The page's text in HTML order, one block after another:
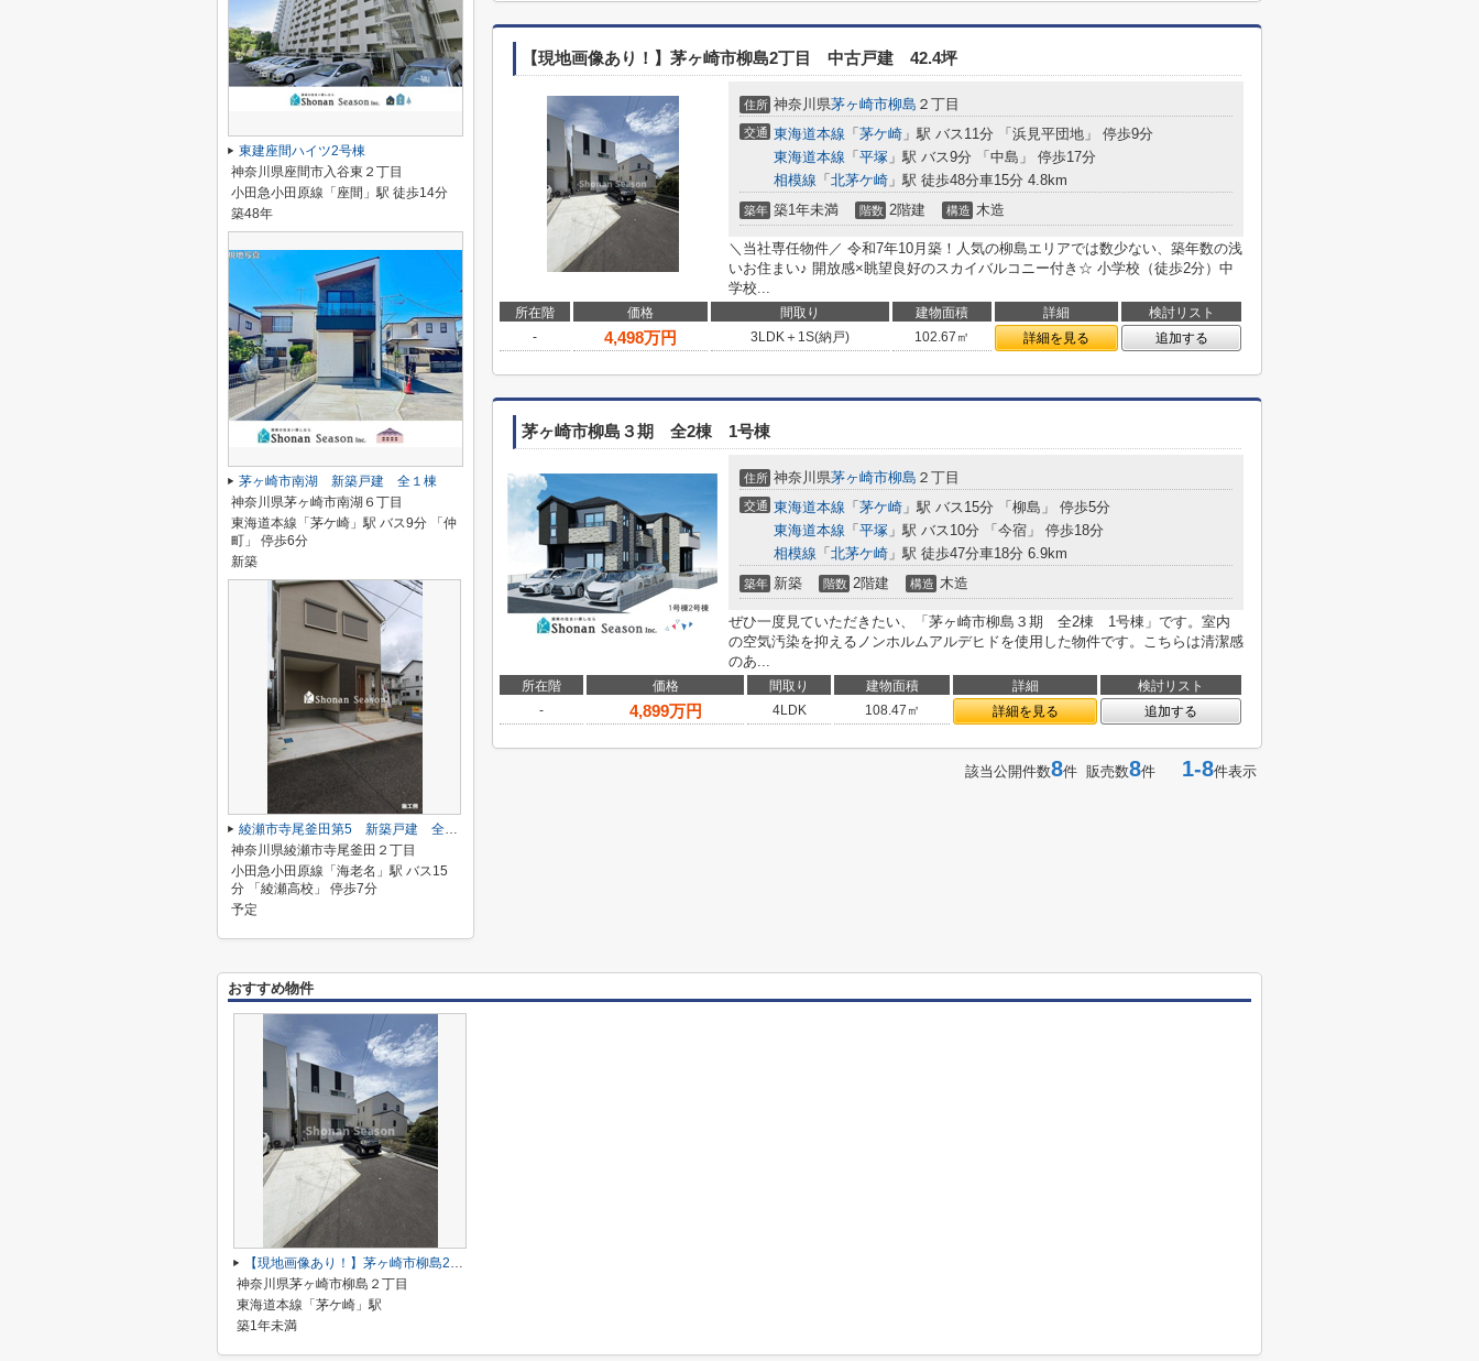
【現地画像あり！】茅ヶ崎市柳島2丁目 中古戸建 42.4坪
住所 神奈川県茅ヶ崎市柳島 ２丁目
交通 東海道本線 「 茅ケ崎 」駅 バス11分 「浜見平団地」 停歩9分
東海道本線 「 平塚 」駅 バス9分 「中島」 停歩17分
相模線 「 北茅ケ崎 」駅 徒歩48分車15分 4.8km
築年 築1年未満 階数 2階建 構造 木造
＼当社専任物件／ 令和7年10月築！人気の柳島エリアでは数少ない、築年数の浅
いお住まい♪ 開放感×眺望良好のスカイバルコニー付き☆ 小学校（徒歩2分）中
学校...
所在階 価格 間取り 建物面積 詳細
検討リスト
-
4,498万円 3LDK＋1S(納戸) 102.67㎡ 詳細を見る 追加する
茅ヶ崎市柳島３期 全2棟 1号棟
住所 神奈川県茅ヶ崎市柳島 ２丁目
交通 東海道本線 「 茅ケ崎 」駅 バス15分 「柳島」 停歩5分
東海道本線 「 平塚 」駅 バス10分 「今宿」 停歩18分
相模線 「 北茅ケ崎 」駅 徒歩47分車18分 6.9km
築年 新築 階数 2階建 構造 木造
ぜひ一度見ていただきたい、「茅ヶ崎市柳島３期 全2棟 1号棟」です。室内
の空気汚染を抑えるノンホルムアルデヒドを使用した物件です。こちらは清潔感
のあ...
所在階 価格 間取り 建物面積 詳細
検討リスト
-
4,899万円 4LDK 108.47㎡ 詳細を見る 追加する
該当公開件数8件 販売数8件 1-8件表示
東建座間ハイツ2号棟
神奈川県座間市入谷東２丁目
小田急小田原線「座間」駅 徒歩14分
築48年
茅ヶ崎市南湖 新築戸建 全１棟
神奈川県茅ヶ崎市南湖６丁目
東海道本線「茅ケ崎」駅 バス9分 「仲
町」 停歩6分
新築
綾瀬市寺尾釜田第5 新築戸建 全1棟
神奈川県綾瀬市寺尾釜田２丁目
小田急小田原線「海老名」駅 バス15
分 「綾瀬高校」 停歩7分
予定
おすすめ物件
【現地画像あり！】茅ヶ崎市柳島2丁目 中古戸建 42.4坪
神奈川県茅ヶ崎市柳島２丁目
東海道本線「茅ケ崎」駅
築1年未満